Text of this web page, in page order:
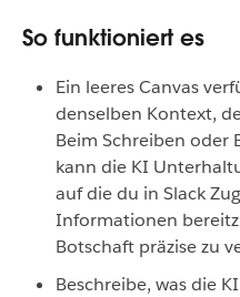
So funktioniert es
Ein leeres Canvas
denselben Kontext,
Beim Schreiben oder
kann die KI
auf die du in Slack
Informationen
Botschaft präzise zu
Beschreibe, was die